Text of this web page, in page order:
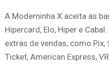
A Moderninha X aceita as
Hipercard, Elo, Hiper e
extras de vendas, como Pix,
Ticket, American Express,